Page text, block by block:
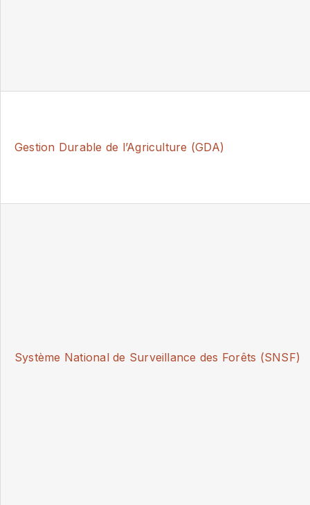
Gestion Durable de l’Agriculture (GDA)
Système National de Surveillance des Forêts (SNSF)